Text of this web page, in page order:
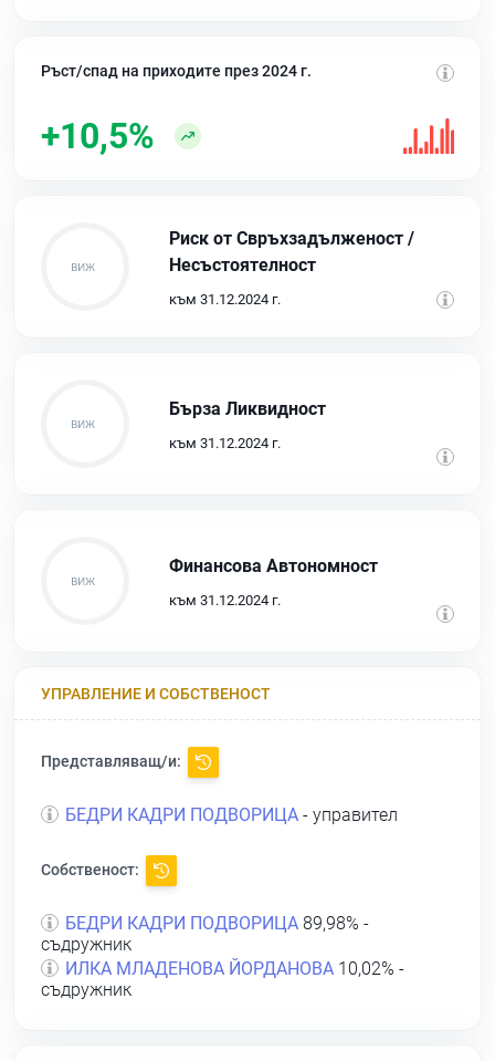
Ръст/спад на приходите през 2024 г.
+10,5%
Риск от Свръхзадълженост /
Несъстоятелност
към 31.12.2024 г.
Бърза Ликвидност
към 31.12.2024 г.
Финансова Автономност
към 31.12.2024 г.
УПРАВЛЕНИЕ И СОБСТВЕНОСТ
Представляващ/и:
БЕДРИ КАДРИ ПОДВОРИЦА - управител
Собственост:
БЕДРИ КАДРИ ПОДВОРИЦА 89,98% -
съдружник
ИЛКА МЛАДЕНОВА ЙОРДАНОВА 10,02% -
съдружник